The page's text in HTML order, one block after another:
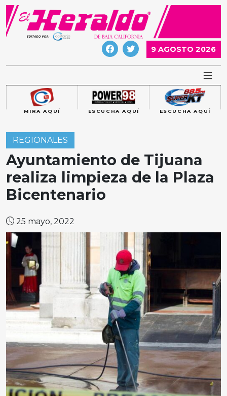
Skip
content
9 AGOSTO 2026
MIRA AQUÍ ESCUCHA AQUÍ ESCUCHA AQUÍ
REGIONALES
Ayuntamiento de Tijuana
realiza limpieza de la Plaza
Bicentenario
25 mayo, 2022